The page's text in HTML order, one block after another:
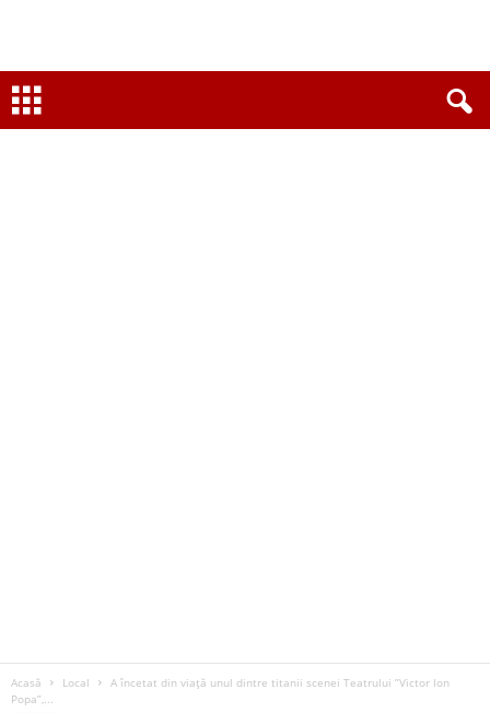
Acasă Local
A încetat din viață unul dintre titanii scenei Teatrului ”Victor Ion
Popa”,...